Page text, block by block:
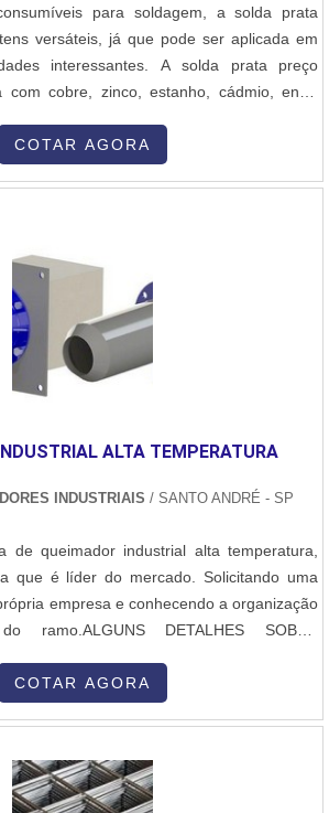
para soldagem, a solda prata
versáteis, já que pode ser aplicada em
interessantes. A solda prata preço
cobre, zinco, estanho, cádmio, entre
com veemência entre soldadores em
COTAR AGORA
ALTA TEMPERATURA
INDUSTRIAIS / SANTO ANDRÉ - SP
de queimador industrial alta temperatura,
que é líder do mercado. Solicitando uma
empresa e conhecendo a organização
ramo.ALGUNS DETALHES SOBRE
alta temperatura em uma empresa
a gás para forno, garantindo a satisfação
com foco total na qualidade.Sem trocar o
COTAR AGORA